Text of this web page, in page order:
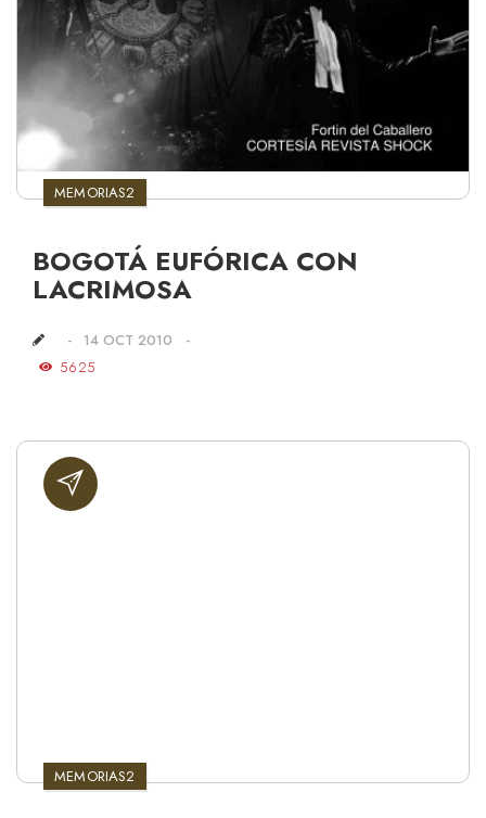
MEMORIAS2
BOGOTÁ EUFÓRICA CON
LACRIMOSA
14 OCT 2010
5625
MEMORIAS2